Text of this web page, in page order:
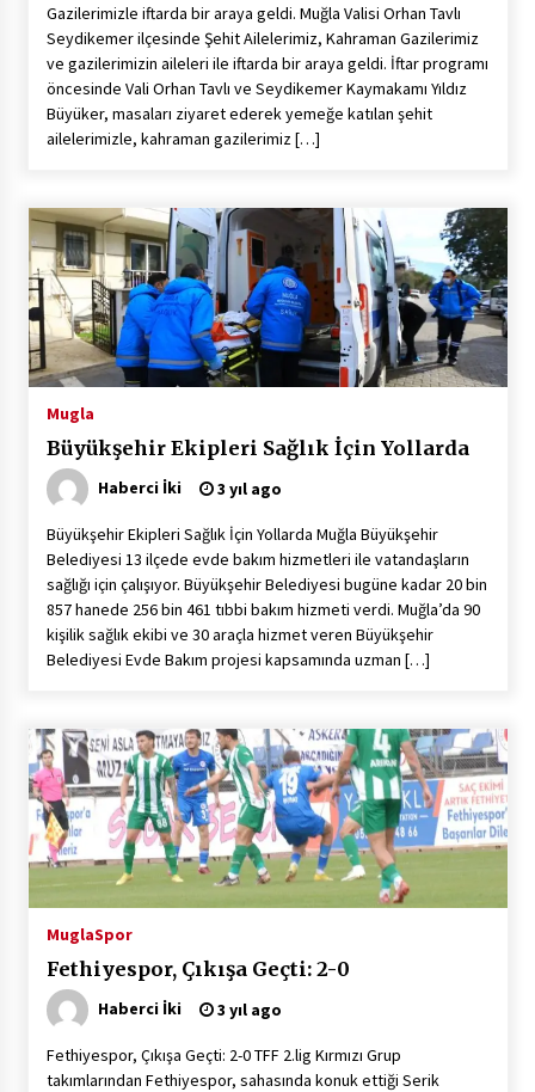
“Hiç Kimse Kaçak Yapım Legalleşecek Ümidinde
Olmamalı”
2 yıl ago
Muğla’da Çoğunluk CHP’de
Gazilerimizle iftarda bir araya geldi. Muğla Valisi Orhan Tavlı
Seydikemer ilçesinde Şehit Ailelerimiz, Kahraman Gazilerimiz
ve gazilerimizin aileleri ile iftarda bir araya geldi. İftar programı
öncesinde Vali Orhan Tavlı ve Seydikemer Kaymakamı Yıldız
Büyüker, masaları ziyaret ederek yemeğe katılan şehit
ailelerimizle, kahraman gazilerimiz […]
Mugla
Büyükşehir Ekipleri Sağlık İçin Yollarda
Haberci İki 3 yıl ago
Büyükşehir Ekipleri Sağlık İçin Yollarda Muğla Büyükşehir
Belediyesi 13 ilçede evde bakım hizmetleri ile vatandaşların
sağlığı için çalışıyor. Büyükşehir Belediyesi bugüne kadar 20 bin
857 hanede 256 bin 461 tıbbi bakım hizmeti verdi. Muğla’da 90
kişilik sağlık ekibi ve 30 araçla hizmet veren Büyükşehir
Belediyesi Evde Bakım projesi kapsamında uzman […]
MuglaSpor
Fethiyespor, Çıkışa Geçti: 2-0
Haberci İki 3 yıl ago
Fethiyespor, Çıkışa Geçti: 2-0 TFF 2.lig Kırmızı Grup
takımlarından Fethiyespor, sahasında konuk ettiği Serik